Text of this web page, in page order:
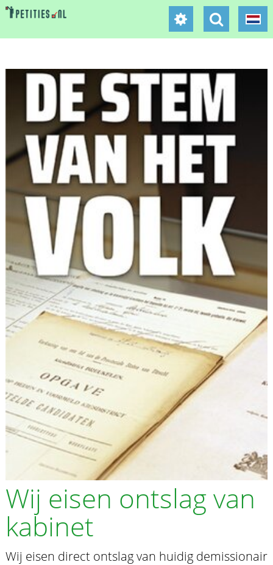
Wij eisen ontslag van
kabinet
Wij eisen direct ontslag van huidig demissionair